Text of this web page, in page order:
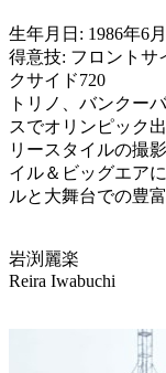
生年月日: 1986年6
得意技: フロントサ
クサイド720
トリノ、バンクー
スでオリンピック
リースタイルの撮
イル＆ビッグエア
ルと大舞台での豊
岩渕麗楽
Reira Iwabuchi